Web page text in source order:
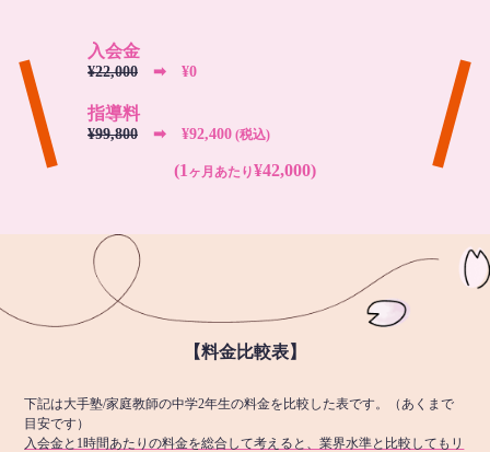
入会金
¥22,000 ➡︎ ¥0
指導料
¥99,800 ➡︎ ¥92,400 (税込)
(1 ヶ月あたり¥42,000)
【料金比較表】
下記は大手塾/家庭教師の中学2年生の料金を比較した表です。（あくまで
目安です）
入会金と1時間あたりの料金を総合して考えると、業界水準と比較してもリ